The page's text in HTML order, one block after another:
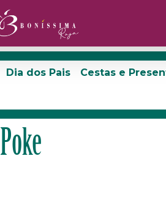
Dia dos Pais Cestas e
Poke